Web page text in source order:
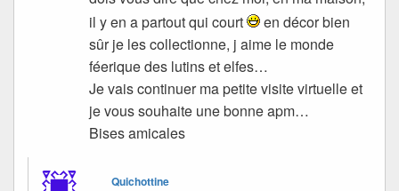
il y en a partout qui court
en décor bien
sûr je les collectionne, j aime le monde
féerique des lutins et elfes…
Je vais continuer ma petite visite virtuelle et
je vous souhaite une bonne apm…
Bises amicales
Quichottine